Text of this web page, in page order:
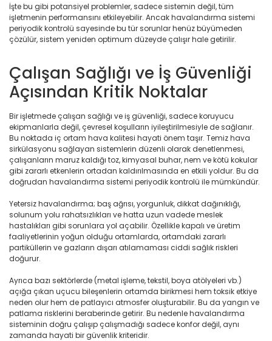
İşte bu gibi potansiyel problemler, sadece sistemin değil, tüm
işletmenin performansını etkileyebilir. Ancak havalandırma sistemi
periyodik kontrolü sayesinde bu tür sorunlar henüz büyümeden
çözülür, sistem yeniden optimum düzeyde çalışır hale getirilir.
Çalışan Sağlığı ve İş Güvenliği
Açısından Kritik Noktalar
Bir işletmede çalışan sağlığı ve iş güvenliği, sadece koruyucu
ekipmanlarla değil, çevresel koşulların iyileştirilmesiyle de sağlanır.
Bu noktada iç ortam hava kalitesi hayati önem taşır. Temiz hava
sirkülasyonu sağlayan sistemlerin düzenli olarak denetlenmesi,
çalışanların maruz kaldığı toz, kimyasal buhar, nem ve kötü kokular
gibi zararlı etkenlerin ortadan kaldırılmasında en etkili yoldur. Bu da
doğrudan havalandırma sistemi periyodik kontrolü ile mümkündür.
Yetersiz havalandırma; baş ağrısı, yorgunluk, dikkat dağınıklığı,
solunum yolu rahatsızlıkları ve hatta uzun vadede meslek
hastalıkları gibi sorunlara yol açabilir. Özellikle kapalı ve üretim
faaliyetlerinin yoğun olduğu ortamlarda, ortamdaki zararlı
partiküllerin ve gazların dışarı atılamaması ciddi sağlık riskleri
doğurur.
Ayrıca bazı sektörlerde (metal işleme, tekstil, boya atölyeleri vb.)
açığa çıkan uçucu bileşenlerin ortamda birikmesi hem toksik etkiye
neden olur hem de patlayıcı atmosfer oluşturabilir. Bu da yangın ve
patlama risklerini beraberinde getirir. Bu nedenle havalandırma
sisteminin doğru çalışıp çalışmadığı sadece konfor değil, aynı
zamanda hayati bir güvenlik kriteridir.